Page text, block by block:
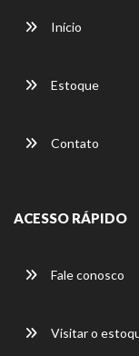
Início
Estoque
Contato
ACESSO RÁPIDO
Fale conosco
Visitar o